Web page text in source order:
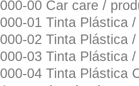
000-00 Car care /
000-01 Tinta Plástica
000-02 Tinta Plástica
000-03 Tinta Plástica
000-04 Tinta Plástica